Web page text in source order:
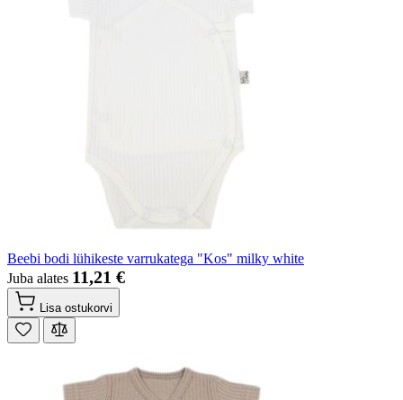
Beebi bodi lühikeste varrukatega "Kos" milky white
Juba alates 11,21 €
Lisa ostukorvi